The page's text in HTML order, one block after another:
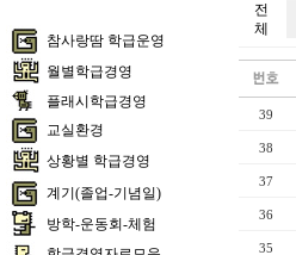
참사랑땀 학급운영
월별학급경영
플래시학급경영
교실환경
상황별 학급경영
계기(졸업-기념일)
방학-운동회-체험
전
체
39
38
37
36
35